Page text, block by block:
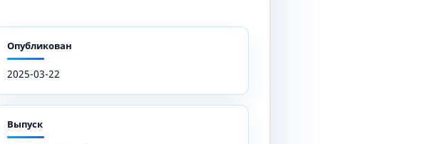
Опубликован
2025-03-22
Выпуск